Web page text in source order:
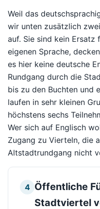
Weil das
wir unten zusätzlich
auf. Sie sind kein Ersatz
eigenen Sprache,
es hier keine deutsche
Rundgang durch die
bis zu den Buchten und
laufen in sehr kleinen
höchstens sechs
Wer sich auf Englisch
Zugang zu Vierteln, die
Altstadtrundgang nicht
4 Öffentliche
Stadtviertel